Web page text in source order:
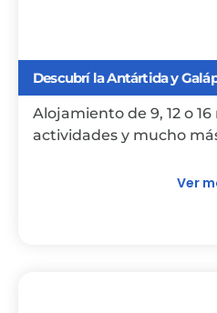
Descubrí la Antártida y
Alojamiento de 9, 12 o
actividades y mucho
Ver